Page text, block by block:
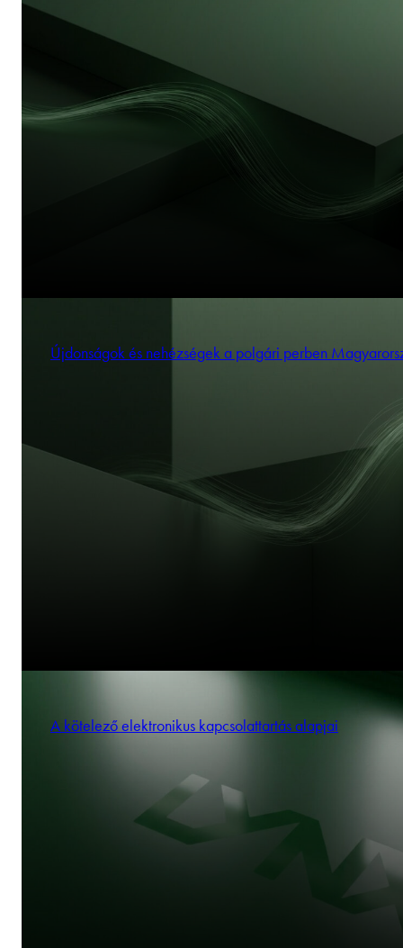
Újdonságok és nehézségek a polgári perben
A kötelező elektronikus kapcsolattartás alapjai